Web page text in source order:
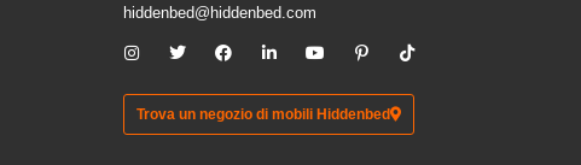
hiddenbed@hiddenbed.com
Trova un negozio di mobili Hiddenbed